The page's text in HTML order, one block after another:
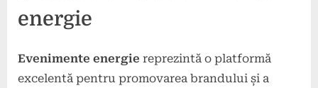
energie
Evenimente energie reprezintă o platformă
excelentă pentru promovarea brandului și a